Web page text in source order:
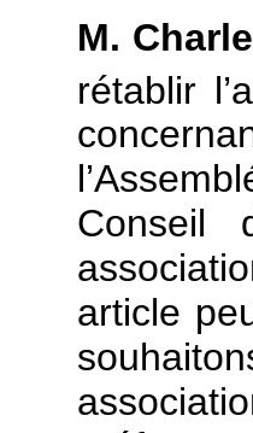
M.
rétablir
Conseil
article